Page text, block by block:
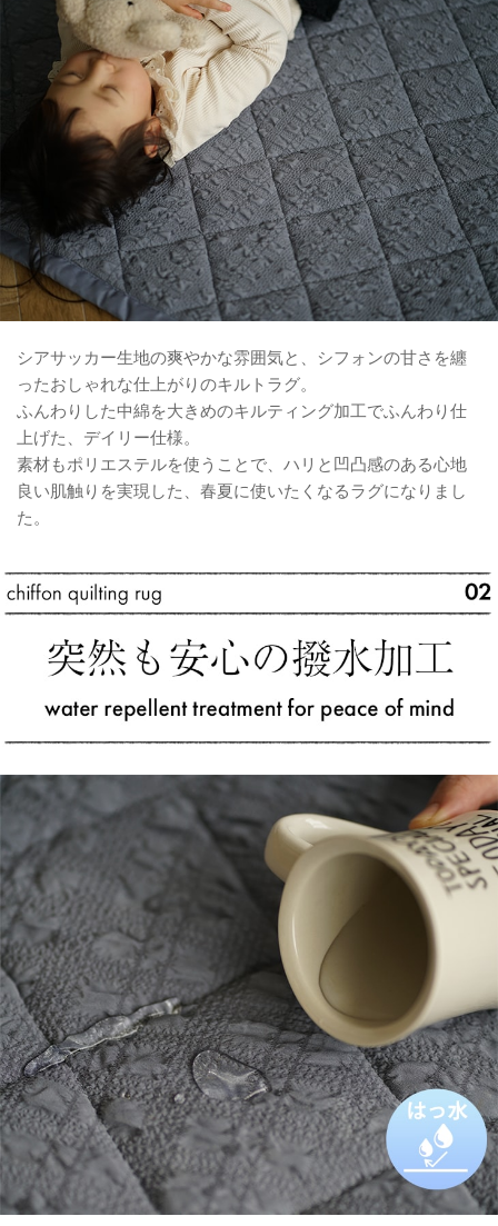
シアサッカー生地の爽やかな雰囲気と、シフォンの甘さを纏
ったおしゃれな仕上がりのキルトラグ。
ふんわりした中綿を大きめのキルティング加工でふんわり仕
上げた、デイリー仕様。
素材もポリエステルを使うことで、ハリと凹凸感のある心地
良い肌触りを実現した、春夏に使いたくなるラグになりまし
た。